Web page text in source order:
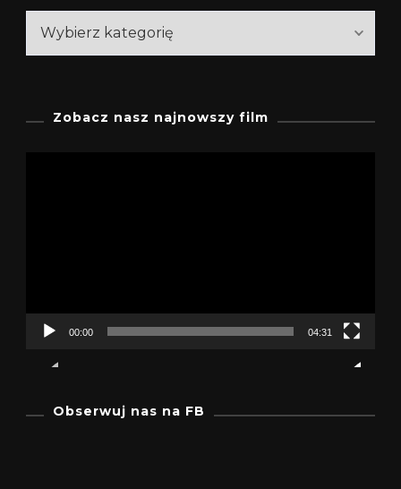
Kategorie
Zobacz nasz najnowszy film
00:00 04:31
Obserwuj nas na FB